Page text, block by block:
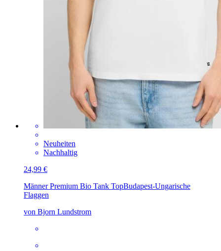
Neuheiten
Nachhaltig
24,99 €
Männer Premium Bio Tank TopBudapest-Ungarische
Flaggen
von Bjorn Lundstrom